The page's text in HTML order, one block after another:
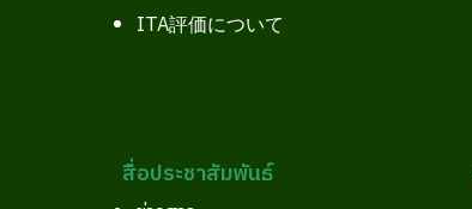
ITA評価について
สื่อประชาสัมพันธ์